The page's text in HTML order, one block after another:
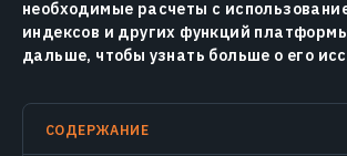
необходимые расчеты с
индексов и других функций
дальше, чтобы узнать больше о его
СОДЕРЖАНИЕ